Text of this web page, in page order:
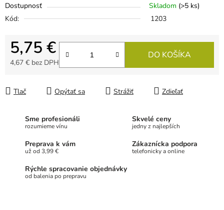
Dostupnosť Skladom (>5 ks)
Kód:
1203
5,75 €
4,67 € bez DPH
DO KOŠÍKA
Tlač Opýtať sa Strážiť Zdieľať
Sme profesionáli
rozumieme vínu
Skvelé ceny
jedny z najlepších
Preprava k vám
už od 3,99 €
Zákaznícka podpora
telefonicky a online
Rýchle spracovanie objednávky
od balenia po prepravu